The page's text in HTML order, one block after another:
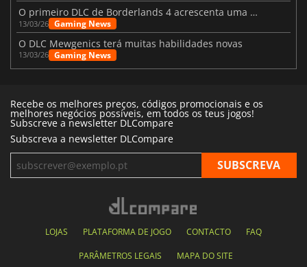
O primeiro DLC de Borderlands 4 acrescenta uma nova personagem e muito mais
13/03/26 Gaming News
O DLC Mewgenics terá muitas habilidades novas
13/03/26 Gaming News
Recebe os melhores preços, códigos promocionais e os
melhores negócios possíveis, em todos os teus jogos!
Subscreve a newsletter DLCompare
Subscreva a newsletter DLCompare
LOJAS PLATAFORMA DE JOGO CONTACTO FAQ
PARÂMETROS LEGAIS MAPA DO SITE